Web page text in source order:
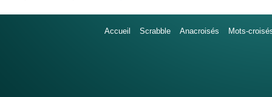
Accueil Scrabble Anacroisés Mots-